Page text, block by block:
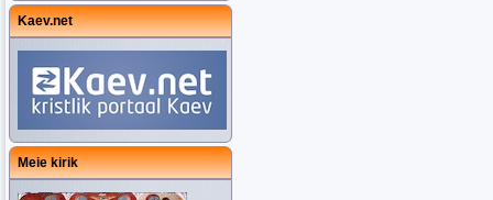
Kaev.net
Meie kirik